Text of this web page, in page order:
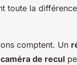
toute la
comptent. Un
caméra de recul